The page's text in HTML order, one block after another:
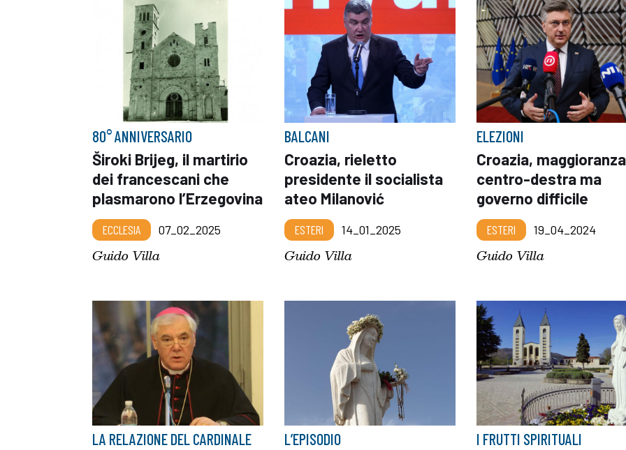
80° ANNIVERSARIO
Široki Brijeg, il martirio
dei francescani che
plasmarono l’Erzegovina
ECCLESIA 07_02_2025
Guido Villa
BALCANI
Croazia, rieletto
presidente il socialista
ateo Milanović
ESTERI 14_01_2025
Guido Villa
ELEZIONI
Croazia,
centro-destra ma
governo difficile
ESTERI 19_04_2024
Guido Villa
LA RELAZIONE DEL CARDINALE L’EPISODIO I FRUTTI SPIRITUALI